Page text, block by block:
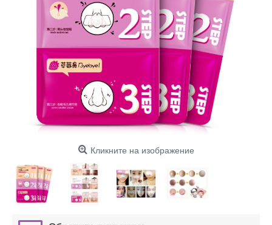
Кликните на изображение